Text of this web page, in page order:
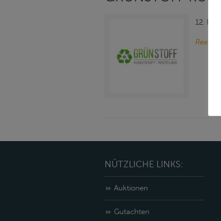
12.
Read
NÜTZLICHE LINKS:
Auktionen
Gutachten